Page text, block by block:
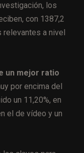
los
con 1387,2
relevantes a nivel
un mejor ratio
por encima del
un 11,20%, en
el de vídeo y un